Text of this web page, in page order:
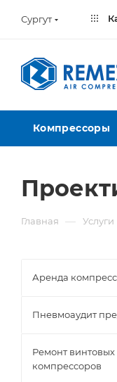
Сургут
Компрессоры
Главная — Услуги
Аренда
Пневмоаудит
Ремонт винтовых
компрессоров